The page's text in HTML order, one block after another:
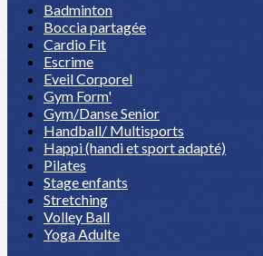
Badminton
Boccia partagée
Cardio Fit
Escrime
Eveil Corporel
Gym Form'
Gym/Danse Senior
Handball/ Multisports
Happi (handi et sport adapté)
Pilates
Stage enfants
Stretching
Volley Ball
Yoga Adulte